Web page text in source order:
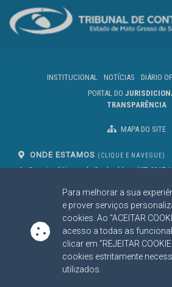
Para melhorar a sua
e prover serviços
cookies. Ao "ACEITAR
acesso a todas as
clicar em "REJEITAR
cookies estritamente
utilizados.
INSTITUCIONAL NOTÍCIAS DIÁRIO
PORTAL DO
TRANSPARÊNCIA
MAPA DO SITE
ONDE ESTAMOS (CLIQUE E NAVEGUE)
Av. Des. José Nunes da Cunha, bloco
Campo Grande/MS
CEP: 79031-310
(67) 3317-
SIGA NOSSAS REDES SOCIAIS
Linked InYoutube
Facebook
X